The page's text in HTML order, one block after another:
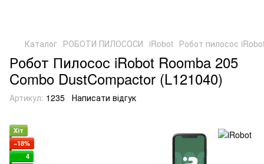
Каталог РОБОТИ ПИЛОСОСИ iRobot Робот пилосос
Робот Пилосос iRobot Roomba 205
Combo DustCompactor (L121040)
Артикул: 1235 Написати відгук
Хіт
−18%
4